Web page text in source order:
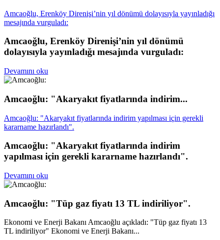
Amcaoğlu, Erenköy Direnişi’nin yıl dönümü dolayısıyla yayınladığı
mesajında vurguladı:
Amcaoğlu, Erenköy Direnişi’nin yıl dönümü
dolayısıyla yayınladığı mesajında vurguladı:
Devamını oku
Amcaoğlu: "Akaryakıt fiyatlarında indirim...
Amcaoğlu: "Akaryakıt fiyatlarında indirim yapılması için gerekli
kararname hazırlandı".
Amcaoğlu: "Akaryakıt fiyatlarında indirim
yapılması için gerekli kararname hazırlandı".
Devamını oku
Amcaoğlu: "Tüp gaz fiyatı 13 TL indiriliyor".
Ekonomi ve Enerji Bakanı Amcaoğlu açıkladı: "Tüp gaz fiyatı 13
TL indiriliyor" Ekonomi ve Enerji Bakanı...